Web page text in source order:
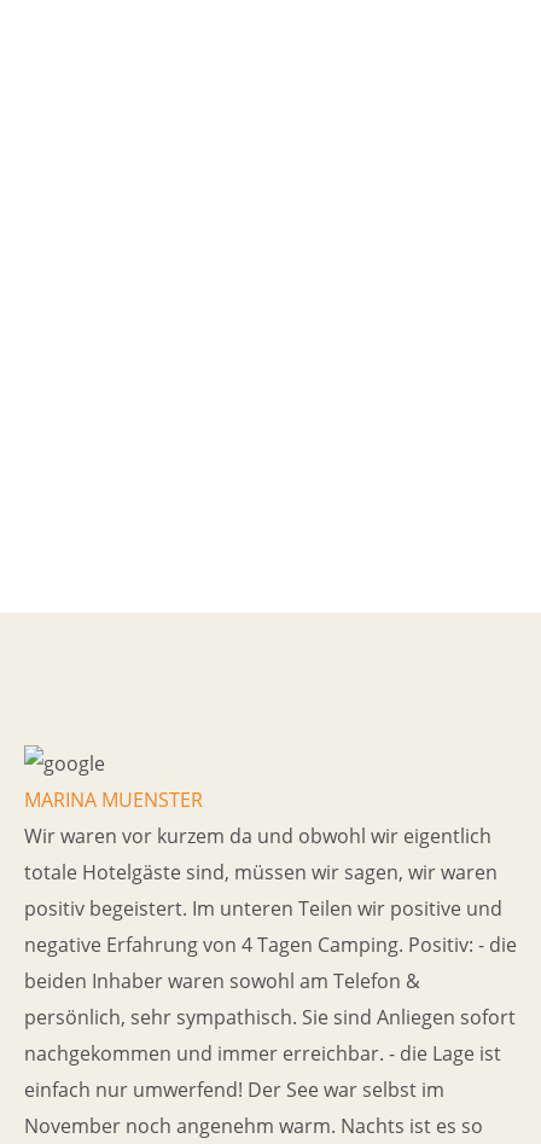
MARINA MUENSTER
Wir waren vor kurzem da und obwohl wir eigentlich
totale Hotelgäste sind, müssen wir sagen, wir waren
positiv begeistert. Im unteren Teilen wir positive und
negative Erfahrung von 4 Tagen Camping. Positiv: - die
beiden Inhaber waren sowohl am Telefon &
persönlich, sehr sympathisch. Sie sind Anliegen sofort
nachgekommen und immer erreichbar. - die Lage ist
einfach nur umwerfend! Der See war selbst im
November noch angenehm warm. Nachts ist es so